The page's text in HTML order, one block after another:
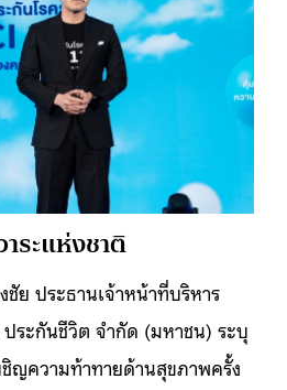
ระแห่งชาติ
ประธานเจ้าหน้าที่บริหาร
ระกันชีวิต จำกัด (มหาชน) ระบุ
ชิญความท้าทายด้านสุขภาพครั้ง